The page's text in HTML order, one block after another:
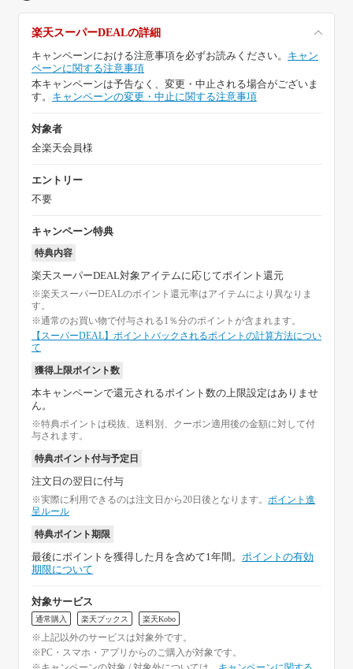
楽天スーパーDEALの詳細
キャンペーンにおける注意事項を必ずお読みください。 キャン
ペーンに関する注意事項
本キャンペーンは予告なく、変更・中止される場合がございま
す。 キャンペーンの変更・中止に関する注意事項
対象者
全楽天会員様
エントリー
不要
キャンペーン特典
特典内容
楽天スーパーDEAL対象アイテムに応じてポイント還元
※楽天スーパーDEALのポイント還元率はアイテムにより異なりま
す。
※通常のお買い物で付与される1％分のポイントが含まれます。
【スーパーDEAL】ポイントバックされるポイントの計算方法につい
て
獲得上限ポイント数
本キャンペーンで還元されるポイント数の上限設定はありませ
ん。
※特典ポイントは税抜、送料別、クーポン適用後の金額に対して付
与されます。
特典ポイント付与予定日
注文日の翌日に付与
※実際に利用できるのは注文日から20日後となります。 ポイント進
呈ルール
特典ポイント期限
最後にポイントを獲得した月を含めて1年間。 ポイントの有効
期限について
対象サービス
通常購入 楽天ブックス 楽天Kobo
※上記以外のサービスは対象外です。
※PC・スマホ・アプリからのご購入が対象です。